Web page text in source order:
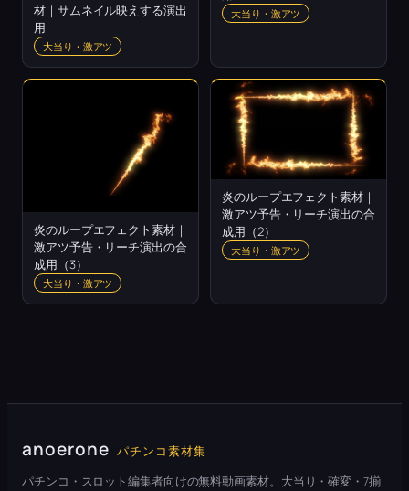
材｜サムネイル映えする演出
用
大当り・激アツ
大当り・激アツ
炎のループエフェクト素材｜
激アツ予告・リーチ演出の合
成用（3）
大当り・激アツ
炎のループエフェクト素材｜
激アツ予告・リーチ演出の合
成用（2）
大当り・激アツ
anoerone パチンコ素材集
パチンコ・スロット編集者向けの無料動画素材。大当り・確変・7揃